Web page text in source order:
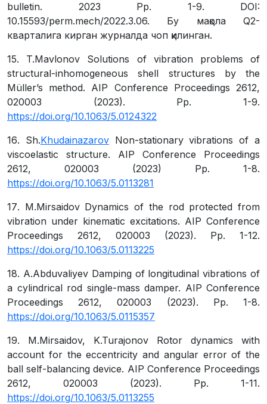
bulletin. 2023 Рр. 1-9.
DOI:
10.15593/perm.mech/2022.3.06. Бу мақола Q2-
кварталига кирган журналда чоп қилинган.
15. T.Mavlonov Solutions of vibration problems of
structural-inhomogeneous shell structures by the
Müller’s method. AIP Conference Proceedings 2612,
020003 (2023). Рр. 1-9.
https://doi.org/10.1063/5.0124322
16. Sh.Khudainazarov Non-stationary vibrations of a
viscoelastic structure. AIP Conference Proceedings
2612, 020003 (2023) Рр. 1-8.
https://doi.org/10.1063/5.0113281
17. M.MirsaidovDynamics of the rod protected from
vibration under kinematic excitations. AIP Conference
Proceedings 2612, 020003 (2023). Рр. 1-12.
https://doi.org/10.1063/5.0113225
18. A.Abduvaliyev Damping of longitudinal vibrations of
a cylindrical rod single-mass damper. AIP Conference
Proceedings 2612, 020003 (2023). Рр. 1-8.
https://doi.org/10.1063/5.0115357
19. M.Mirsaidov, K.Turajonov Rotor dynamics with
account for the eccentricity and angular error of the
ball self-balancing device. AIP Conference Proceedings
2612, 020003 (2023). Рр. 1-11.
https://doi.org/10.1063/5.0113255